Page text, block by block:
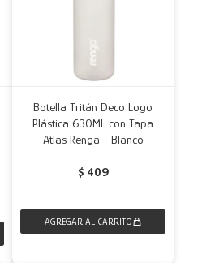
Botella Tritán Deco Logo
Plástica 630ML con Tapa
Atlas Renga - Blanco
$ 409